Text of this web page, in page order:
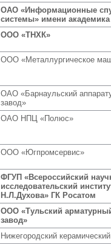
ОАО «Информационные
системы» имени
ООО «ТНХК»
ООО «Металлургическое
ОАО «Барнаульский
завод»
ОАО НПЦ «Полюс»
ООО «Югпромсервис»
ФГУП «Всероссийский
исследовательский
Н.Л.Духова» ГК Росатом
ООО «Тульский
завод»
Нижегородский